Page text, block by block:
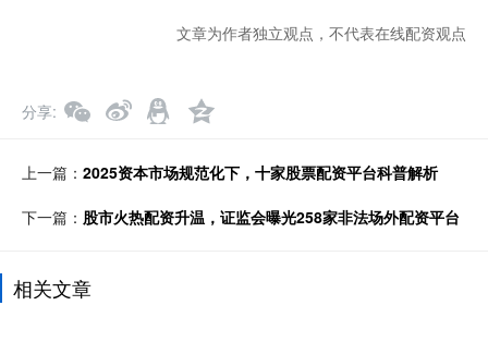
文章为作者独立观点，不代表在线配资观点
分享
上一篇： 2025资本市场规范化下，十家股票配资平台科普解析
下一篇： 股市火热配资升温，证监会曝光258家非法场外配资平台
相关文章